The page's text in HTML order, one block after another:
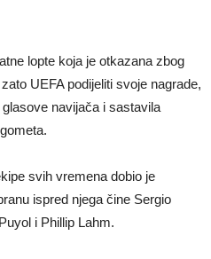
lopte koja je otkazana zbog
UEFA podijeliti svoje nagrade,
navijača i sastavila
svih vremena dobio je
ispred njega čine Sergio
i Phillip Lahm.